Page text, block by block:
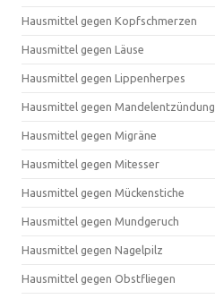
Hausmittel gegen Kopfschmerzen
Hausmittel gegen Läuse
Hausmittel gegen Lippenherpes
Hausmittel gegen Mandelentzündung
Hausmittel gegen Migräne
Hausmittel gegen Mitesser
Hausmittel gegen Mückenstiche
Hausmittel gegen Mundgeruch
Hausmittel gegen Nagelpilz
Hausmittel gegen Obstfliegen